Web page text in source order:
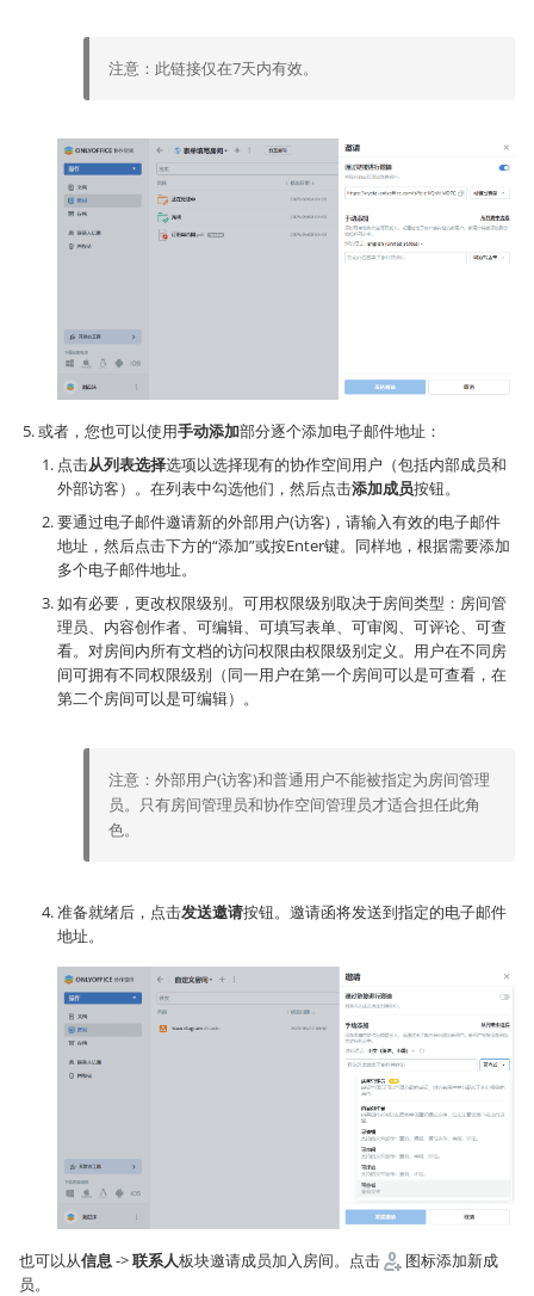
注意：此链接仅在7天内有效。
或者，您也可以使用手动添加部分逐个添加电子邮件地址：
点击从列表选择选项以选择现有的协作空间用户（包括内部成员和
外部访客）。在列表中勾选他们，然后点击添加成员按钮。
要通过电子邮件邀请新的外部用户(访客)，请输入有效的电子邮件
地址，然后点击下方的“添加”或按Enter键。同样地，根据需要添加
多个电子邮件地址。
如有必要，更改权限级别。可用权限级别取决于房间类型：房间管
理员、内容创作者、可编辑、可填写表单、可审阅、可评论、可查
看。对房间内所有文档的访问权限由权限级别定义。用户在不同房
间可拥有不同权限级别（同一用户在第一个房间可以是可查看，在
第二个房间可以是可编辑）。
注意：外部用户(访客)和普通用户不能被指定为房间管理
员。只有房间管理员和协作空间管理员才适合担任此角
色。
准备就绪后，点击发送邀请按钮。邀请函将发送到指定的电子邮件
地址。
也可以从信息 ->联系人板块邀请成员加入房间。点击
图标添加新成
员。